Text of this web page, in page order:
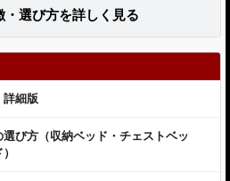
選び方を詳しく見る
詳細版
び方（収納ベッド・チェストベッ